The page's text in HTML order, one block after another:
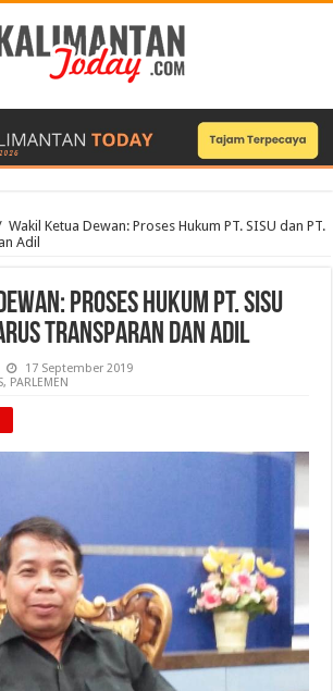
Wakil Ketua Dewan: Proses Hukum PT. SISU dan PT.
Adil
Proses Hukum PT. SISU
Transparan dan Adil
17 September 2019
, PARLEMEN